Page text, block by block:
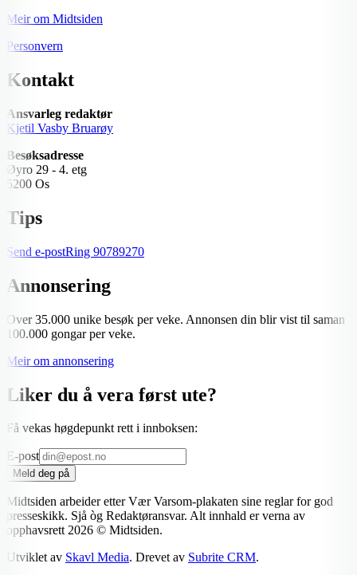
Meir om Midtsiden
Personvern
Kontakt
Ansvarleg redaktør
Kjetil Vasby Bruarøy
Besøksadresse
Øyro 29 - 4. etg
5200 Os
Tips
Send e-postRing 90789270
Annonsering
Over 35.000 unike besøk per veke. Annonsen din blir vist til saman
100.000 gongar per veke.
Meir om annonsering
Liker du å vera først ute?
Få vekas høgdepunkt rett i innboksen:
E-post
Meld deg på
Midtsiden arbeider etter Vær Varsom-plakaten sine reglar for god
presseskikk. Sjå òg Redaktøransvar. Alt innhald er verna av
opphavsrett2026 © Midtsiden.
Utviklet av Skavl Media. Drevet av Subrite CRM.